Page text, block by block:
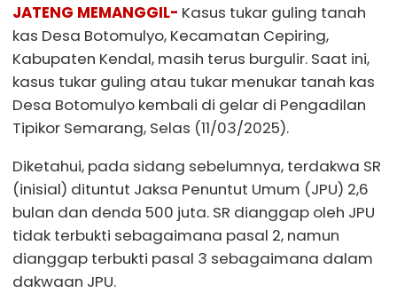
JATENG MEMANGGIL- Kasus tukar guling tanah
kas Desa Botomulyo, Kecamatan Cepiring,
Kabupaten Kendal, masih terus burgulir. Saat ini,
kasus tukar guling atau tukar menukar tanah kas
Desa Botomulyo kembali di gelar di Pengadilan
Tipikor Semarang, Selas (11/03/2025).
Diketahui, pada sidang sebelumnya, terdakwa SR
(inisial) dituntut Jaksa Penuntut Umum (JPU) 2,6
bulan dan denda 500 juta. SR dianggap oleh JPU
tidak terbukti sebagaimana pasal 2, namun
dianggap terbukti pasal 3 sebagaimana dalam
dakwaan JPU.